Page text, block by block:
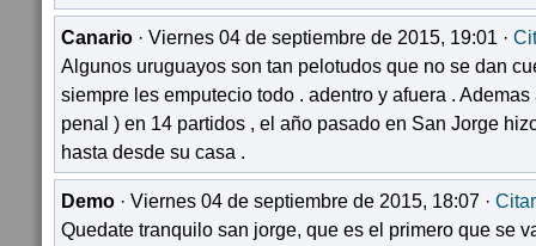
Canario · Viernes 04 de septiembre de 2015, 19:01 ·
Algunos uruguayos son tan pelotudos que no se dan
siempre les emputecio todo . adentro y afuera .
penal ) en 14 partidos , el año pasado en San Jorge
hasta desde su casa .
Demo · Viernes 04 de septiembre de 2015, 18:07 · Citar
Quedate tranquilo san jorge, que es el primero que se